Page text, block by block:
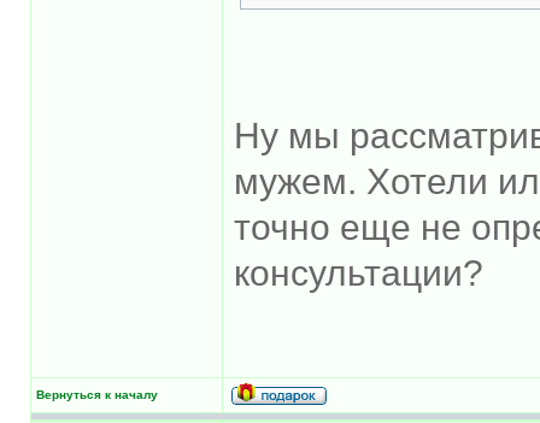
Ну мы
мужем. Хотели
точно еще не
консультации?
Вернуться к началу